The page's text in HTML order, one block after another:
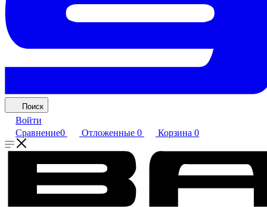
Поиск
Войти
Сравнение0 Отложенные 0 Корзина 0